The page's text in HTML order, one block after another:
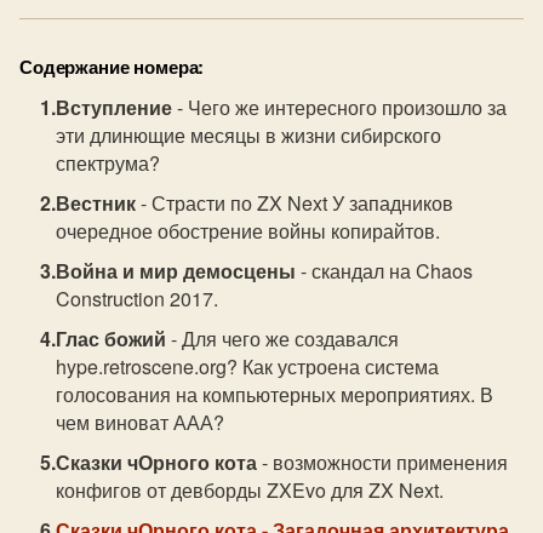
Содержание номера:
Вступление- Чего же интересного произошло за
эти длинющие месяцы в жизни сибирского
спектрума?
Вестник- Страсти по ZX Next У западников
очередное обострение войны копирайтов.
Война и мир демосцены - скандал на Chaos
Construction 2017.
Глас божий - Для чего же создавался
hype.retroscene.org? Как устроена система
голосования на компьютерных мероприятиях. В
чем виноват ААА?
Сказки чОрного кота- возможности применения
конфигов от девборды ZXEvo для ZX Next.